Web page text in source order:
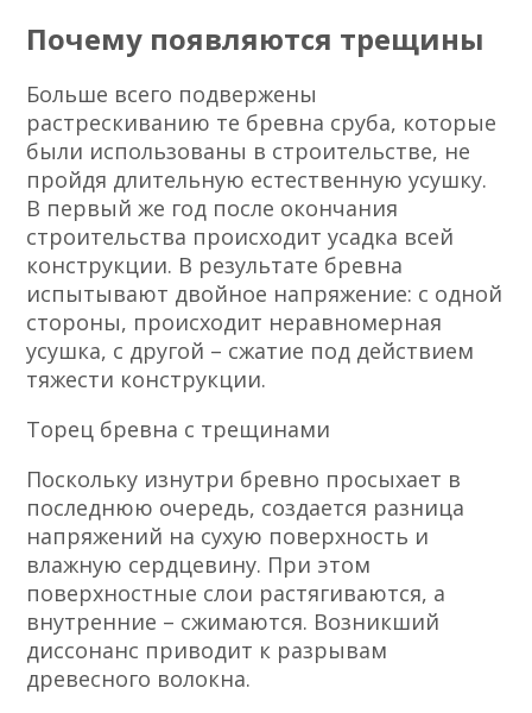
Почему появляются трещины
Больше всего подвержены
растрескиванию те бревна сруба, которые
были использованы в строительстве, не
пройдя длительную естественную усушку.
В первый же год после окончания
строительства происходит усадка всей
конструкции. В результате бревна
испытывают двойное напряжение: с одной
стороны, происходит неравномерная
усушка, с другой – сжатие под действием
тяжести конструкции.
Торец бревна с трещинами
Поскольку изнутри бревно просыхает в
последнюю очередь, создается разница
напряжений на сухую поверхность и
влажную сердцевину. При этом
поверхностные слои растягиваются, а
внутренние – сжимаются. Возникший
диссонанс приводит к разрывам
древесного волокна.